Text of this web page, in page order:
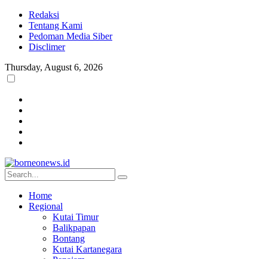
Redaksi
Tentang Kami
Pedoman Media Siber
Disclimer
Thursday, August 6, 2026
Home
Regional
Kutai Timur
Balikpapan
Bontang
Kutai Kartanegara